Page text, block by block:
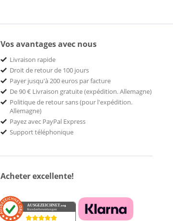
Vos avantages avec nous
Livraison rapide
Droit de retour de 100 jours
Payer jusqu'à 200 euros par facture
De 90 € Livraison gratuite (expédition. Allemagne)
Politique de retour sans (pour l'expédition.
Allemagne)
Payez avec PayPal Express
Support téléphonique
Acheter excellente!
AUSGEZEICHNET .org
Kundenbewertungen